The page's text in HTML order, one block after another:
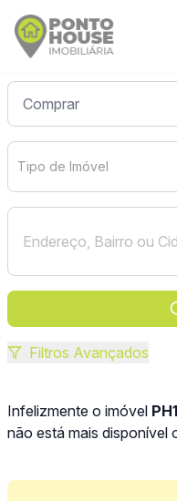
Tipo de Imóvel
Filtros Avançados
Infelizmente o imóvel
não está mais disponível